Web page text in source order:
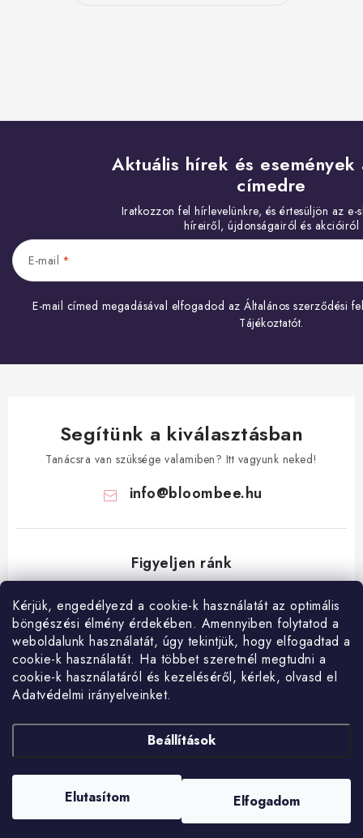
Kérjük, engedélyezd a cookie-k használatát az optimális
böngészési élmény érdekében. Amennyiben folytatod a
weboldalunk használatát, úgy tekintjük, hogy elfogadtad a
cookie-k használatát. Ha többet szeretnél megtudni a
cookie-k használatáról és kezeléséről, kérlek, olvasd el
Adatvédelmi irányelveinket.
Beállítások
Elutasítom Elfogadom
Aktuális hírek és események
címedre
E-mail
E-mail címed megadásával elfogadod az Általános szerződési
Tájékoztatót.
Segítünk a kiválasztásban
Tanácsra van szüksége valamiben? Itt vagyunk neked!
info@bloombee.hu
Hogyan vásárolj?Általános szerződési feltételekBlog
Visszatérítés és termékvisszaküldés
Shoptet készítette
Copyright 2026 . Minden jog fenntartva.